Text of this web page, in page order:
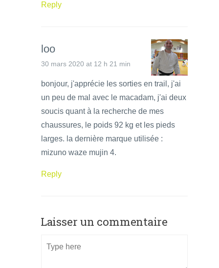
Reply
loo
30 mars 2020 at 12 h 21 min
bonjour, j'apprécie les sorties en trail, j'ai
un peu de mal avec le macadam, j'ai deux
soucis quant à la recherche de mes
chaussures, le poids 92 kg et les pieds
larges. la dernière marque utilisée :
mizuno waze mujin 4.
Reply
Laisser un commentaire